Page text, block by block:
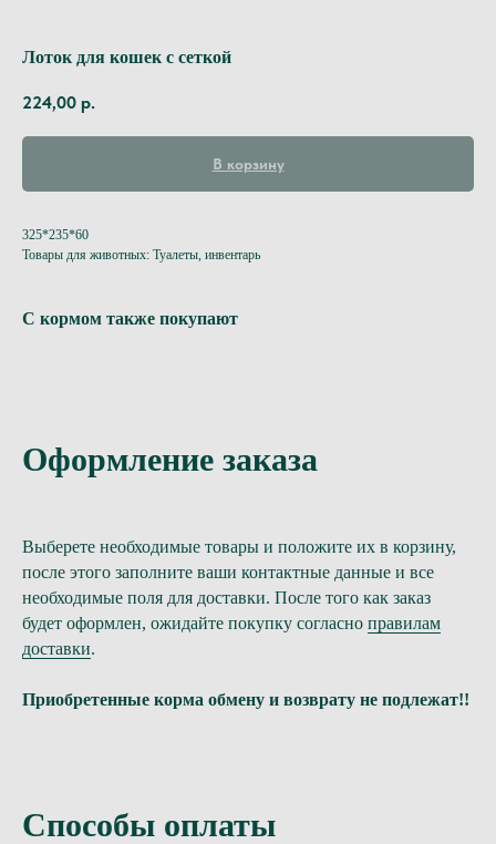
Лоток для кошек с сеткой
224,00 р.
В корзину
325*235*60
Товары для животных: Туалеты, инвентарь
С кормом также покупают
Оформление заказа
Выберете необходимые товары и положите их в корзину,
после этого заполните ваши контактные данные и все
необходимые поля для доставки. После того как заказ
будет оформлен, ожидайте покупку согласно правилам
доставки.
Приобретенные корма обмену и возврату не подлежат!!
Способы оплаты